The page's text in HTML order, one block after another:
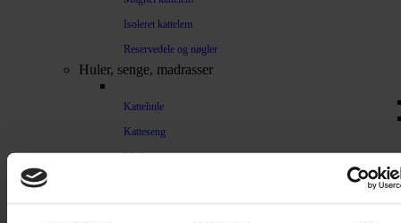
Isoleret kattelem
Reservedele og nøgler
Huler, senge, madrasser
Kattehule
Katteseng
Madrasser